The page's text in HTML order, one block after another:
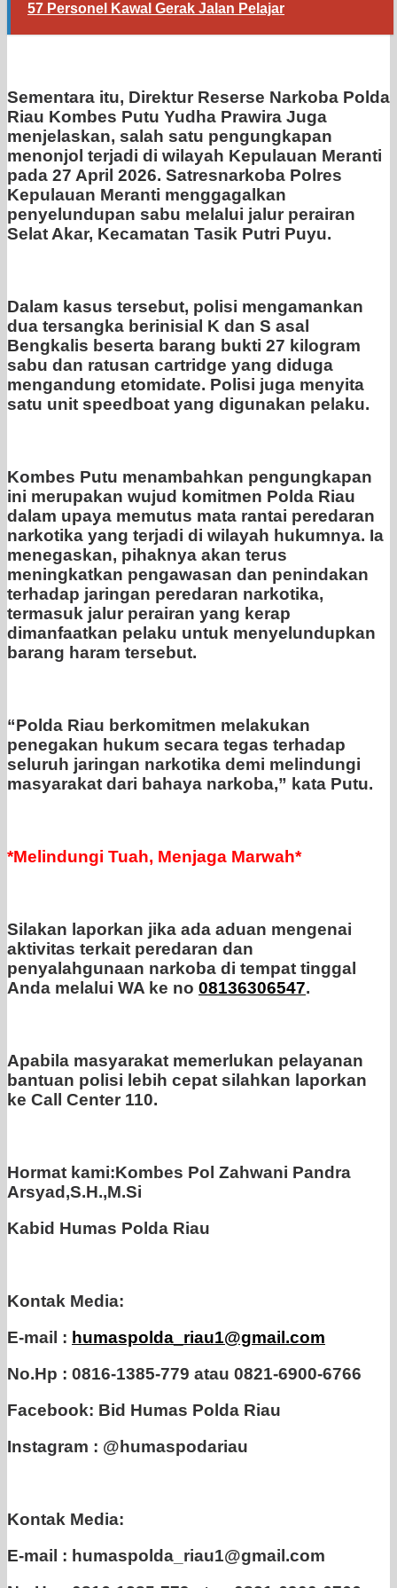
57 Personel Kawal Gerak Jalan Pelajar
Sementara itu, Direktur Reserse Narkoba Polda
Riau Kombes Putu Yudha Prawira Juga
menjelaskan, salah satu pengungkapan
menonjol terjadi di wilayah Kepulauan Meranti
pada 27 April 2026. Satresnarkoba Polres
Kepulauan Meranti menggagalkan
penyelundupan sabu melalui jalur perairan
Selat Akar, Kecamatan Tasik Putri Puyu.
Dalam kasus tersebut, polisi mengamankan
dua tersangka berinisial K dan S asal
Bengkalis beserta barang bukti 27 kilogram
sabu dan ratusan cartridge yang diduga
mengandung etomidate. Polisi juga menyita
satu unit speedboat yang digunakan pelaku.
Kombes Putu menambahkan pengungkapan
ini merupakan wujud komitmen Polda Riau
dalam upaya memutus mata rantai peredaran
narkotika yang terjadi di wilayah hukumnya. Ia
menegaskan, pihaknya akan terus
meningkatkan pengawasan dan penindakan
terhadap jaringan peredaran narkotika,
termasuk jalur perairan yang kerap
dimanfaatkan pelaku untuk menyelundupkan
barang haram tersebut.
“Polda Riau berkomitmen melakukan
penegakan hukum secara tegas terhadap
seluruh jaringan narkotika demi melindungi
masyarakat dari bahaya narkoba,” kata Putu.
*Melindungi Tuah, Menjaga Marwah*
Silakan laporkan jika ada aduan mengenai
aktivitas terkait peredaran dan
penyalahgunaan narkoba di tempat tinggal
Anda melalui WA ke no 08136306547.
Apabila masyarakat memerlukan pelayanan
bantuan polisi lebih cepat silahkan laporkan
ke Call Center 110.
Hormat kami:Kombes Pol Zahwani Pandra
Arsyad,S.H.,M.Si
Kabid Humas Polda Riau
Kontak Media:
E-mail : humaspolda_riau1@gmail.com
No.Hp : 0816-1385-779 atau 0821-6900-6766
Facebook: Bid Humas Polda Riau
Instagram : @humaspodariau
Kontak Media:
E-mail : humaspolda_riau1@gmail.com